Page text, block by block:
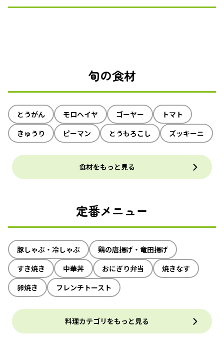
旬の食材
とうがん モロヘイヤ ゴーヤー
トマト
きゅうり
ピーマン とうもろこし ズッキーニ
食材をもっと見る
定番メニュー
豚しゃぶ・冷しゃぶ
鶏の唐揚げ・竜田揚げ
すき焼き
中華丼 おにぎり弁当
焼きなす
卵焼き
フレンチトースト
料理カテゴリをもっと見る